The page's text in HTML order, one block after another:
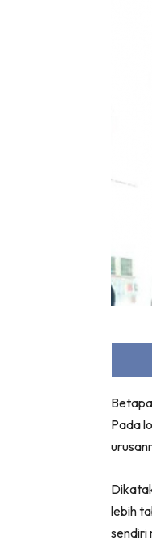
Pada
lebih
sendiri